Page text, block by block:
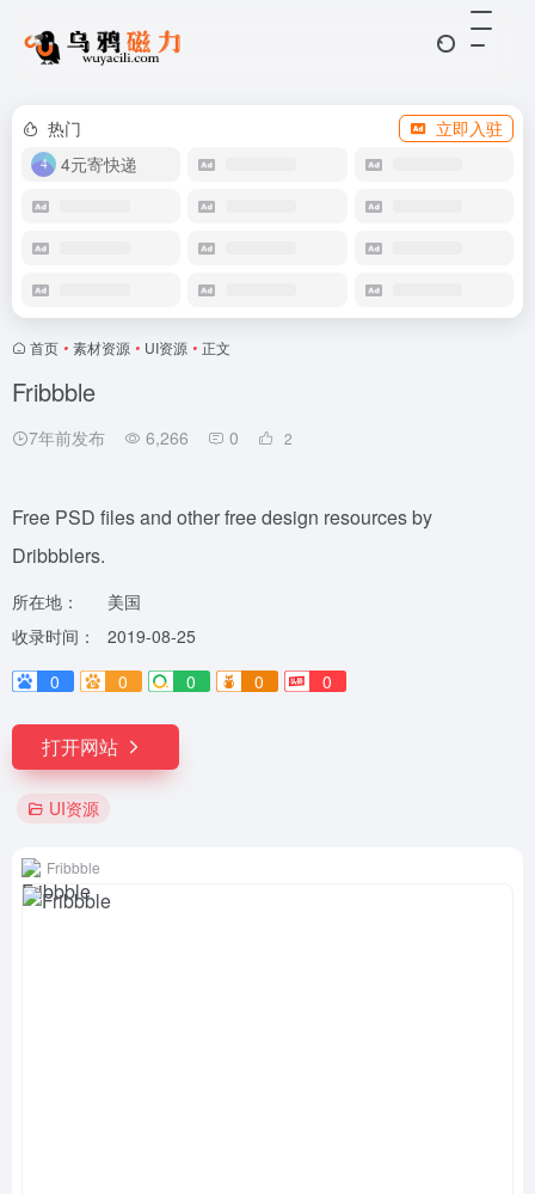
热门
立即入驻
4元寄快递
首页 • 素材资源 • UI资源 • 正文
Fribbble
7年前发布 6,266 0 2
Free PSD files and other free design resources by
Dribbblers.
所在地：
美国
收录时间：
2019-08-25
0
0 0 0 0
打开网站
UI资源
Fribbble